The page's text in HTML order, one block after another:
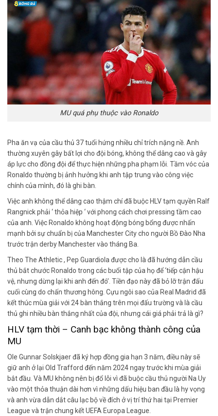
MU quá phụ thuộc vào Ronaldo
Pha ăn vạ của cầu thủ 37 tuổi hứng nhiều chỉ trích nặng nề. Anh
thường xuyên gây bất lợi cho đội bóng, không thể dâng cao và gây
áp lực cho đồng đội để thực hiện những pha phạm lỗi. Tầm vóc của
Ronaldo thường bị ảnh hưởng khi anh tập trung vào công việc
chính của mình, đó là ghi bàn.
Việc anh không thể dâng cao thậm chí đã buộc HLV tạm quyền Ralf
Rangnick phải ‘ thỏa hiệp ‘ với phong cách chơi pressing tầm cao
của anh. Việc Ronaldo không hoạt động bóng bổng được nhấn
mạnh bởi sự chuẩn bị của Manchester City cho người Bồ Đào Nha
trước trận derby Manchester vào tháng Ba.
Theo The Athletic , Pep Guardiola được cho là đã hướng dẫn cầu
thủ bắt chước Ronaldo trong các buổi tập của họ để ‘tiếp cận hậu
vệ, nhưng dừng lại khi anh đến đó’. Tiền đạo này đã bỏ lỡ trận đấu
cuối cùng do chấn thương hông. Cựu ngôi sao của Real Madrid đã
kết thúc mùa giải với 24 bàn thắng trên mọi đấu trường và là cầu
thủ ghi nhiều bàn thắng nhất của đội, nhưng cái giá phải trả là gì?
HLV tạm thời – Canh bạc không thành công của
MU
Ole Gunnar Solskjaer đã ký hợp đồng gia hạn 3 năm, điều này sẽ
giữ anh ở lại Old Trafford đến năm 2024 ngay trước khi mùa giải
bắt đầu. Và MU không nên bị đổ lỗi vì đã buộc cầu thủ người Na Uy
vào một thỏa thuận dài hơn vì những dấu hiệu ban đầu là hy vọng
và anh vừa dẫn dắt câu lạc bộ về đích ở vị trí thứ hai tại Premier
League và trận chung kết UEFA Europa League.